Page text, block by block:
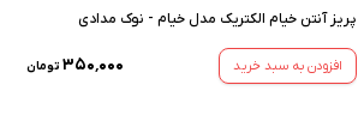
پریز آنتن خیام الکتریک مدل خیام - نوک مدادی
افزودن به سبد خرید ۳۵۰٬۰۰۰ تومان